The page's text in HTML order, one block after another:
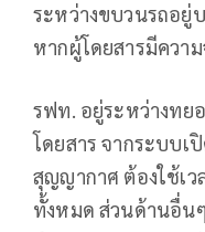
ระหว่างขบวนรถอยู่
หากผู้โดยสารมีควา
รฟท. อยู่ระหว่างทย
โดยสาร จากระบบ
สุญญากาศ ต้องใช้เว
ทั้งหมด ส่วนด้านอื่น